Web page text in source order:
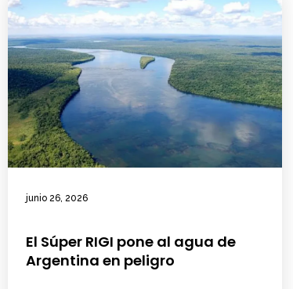
junio 26, 2026
El Súper RIGI pone al agua de
Argentina en peligro